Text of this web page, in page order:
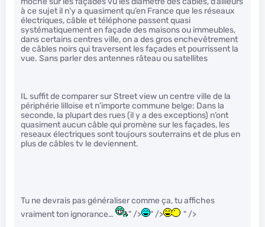
à ce sujet il n’y a quasiment qu’en France que les réseaux
électriques, câble et téléphone passent quasi
systématiquement en façade des maisons ou immeubles,
dans certains centres ville, on a des gros enchevêtrement
de câbles noirs qui traversent les façades et pourrissent la
vue. Sans parler des antennes râteau ou satellites
IL suffit de comparer sur Street view un centre ville de la
périphérie lilloise et n’importe commune belge: Dans la
seconde, la plupart des rues (il y a des exceptions) n’ont
quasiment aucun câble qui promène sur les façades, les
reseaux électriques sont toujours souterrains et de plus en
plus de câbles tv le deviennent.
Tu ne devrais pas généraliser comme ça, tu affiches
vraiment ton ignorance…
" /> " />
" />